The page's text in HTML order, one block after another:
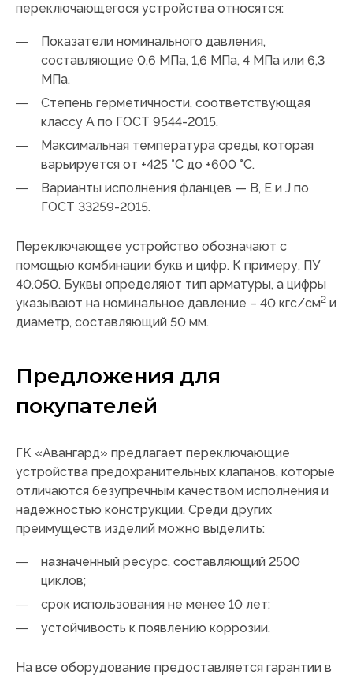
переключающегося устройства относятся:
Показатели номинального давления,
составляющие 0,6 МПа, 1,6 МПа, 4 МПа или 6,3
МПа.
Степень герметичности, соответствующая
классу A по ГОСТ 9544-2015.
Максимальная температура среды, которая
варьируется от +425 °C до +600 °C.
Варианты исполнения фланцев — B, E и J по
ГОСТ 33259-2015.
Переключающее устройство обозначают с
помощью комбинации букв и цифр. К примеру, ПУ
40.050. Буквы определяют тип арматуры, а цифры
указывают на номинальное давление – 40 кгс/см2 и
диаметр, составляющий 50 мм.
Предложения для
покупателей
ГК «Авангард» предлагает переключающие
устройства предохранительных клапанов, которые
отличаются безупречным качеством исполнения и
надежностью конструкции. Среди других
преимуществ изделий можно выделить:
назначенный ресурс, составляющий 2500
циклов;
срок использования не менее 10 лет;
устойчивость к появлению коррозии.
На все оборудование предоставляется гарантии в